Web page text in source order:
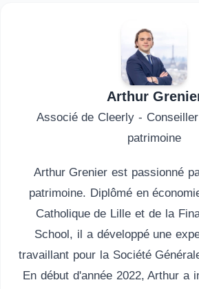
Arthur
Associé de Cleerly -
patrimoine
Arthur Grenier est passionné
patrimoine. Diplômé en
Catholique de Lille et de la
School, il a développé une
travaillant pour la Société
En début d'année 2022, Arthur a